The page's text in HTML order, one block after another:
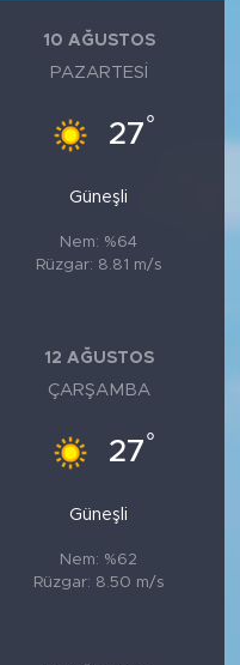
10 AĞUSTOS
PAZARTESI
27°
Güneşli
Nem: %64
Rüzgar: 8.81 m/s
12 AĞUSTOS
ÇARŞAMBA
27°
Güneşli
Nem: %62
Rüzgar: 8.50 m/s